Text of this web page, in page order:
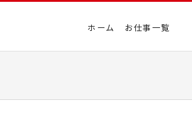
ホーム お仕事一覧